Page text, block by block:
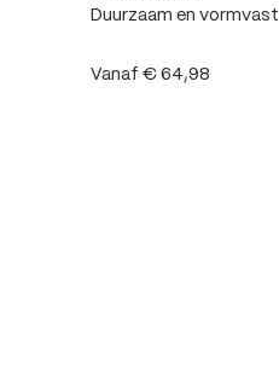
Duurzaam en vormvast
Vanaf € 64,98